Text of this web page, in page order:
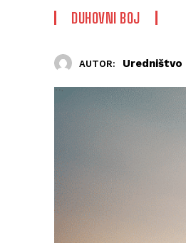
DUHOVNI BOJ
AUTOR: Uredništvo